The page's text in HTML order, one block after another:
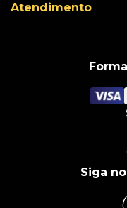
Atendimento
Siga